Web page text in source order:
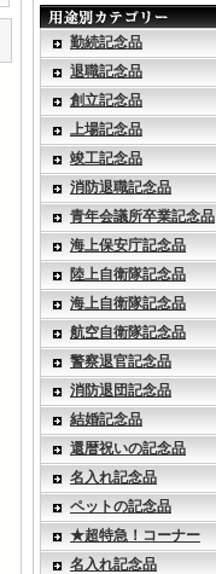
勤続記念品
退職記念品
創立記念品
上場記念品
竣工記念品
消防退職記念品
青年会議所卒業記念品
海上保安庁記念品
陸上自衛隊記念品
海上自衛隊記念品
航空自衛隊記念品
警察退官記念品
消防退団記念品
結婚記念品
還暦祝いの記念品
名入れ記念品
ペットの記念品
★超特急！コーナー
名入れ記念品